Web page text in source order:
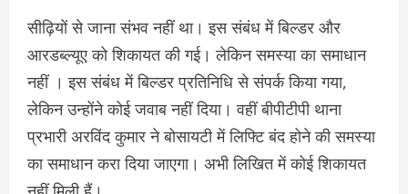
सीढ़ियों से जाना संभव नहीं था। इस संबंध में बिल्डर और
आरडब्ल्यूए को शिकायत की गई। लेकिन समस्या का समाधान
नहीं । इस संबंध में बिल्डर प्रतिनिधि से संपर्क किया गया,
लेकिन उन्होंने कोई जवाब नहीं दिया। वहीं बीपीटीपी थाना
प्रभारी अरविंद कुमार ने बोसायटी में लिफ्टि बंद होने की समस्या
का समाधान करा दिया जाएगा। अभी लिखित में कोई शिकायत